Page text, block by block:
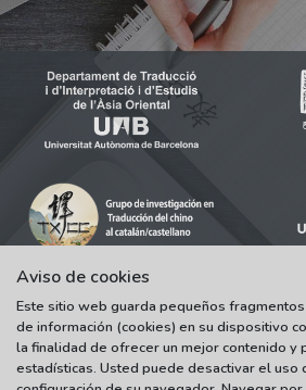
© 2021-2022 Universitat
Tots els drets
Aviso de cookies
Este sitio web guarda pequeños fragmentos
de información (cookies) en su dispositivo
la finalidad de ofrecer un mejor contenido y
estadísticas. Usted puede desactivar el uso